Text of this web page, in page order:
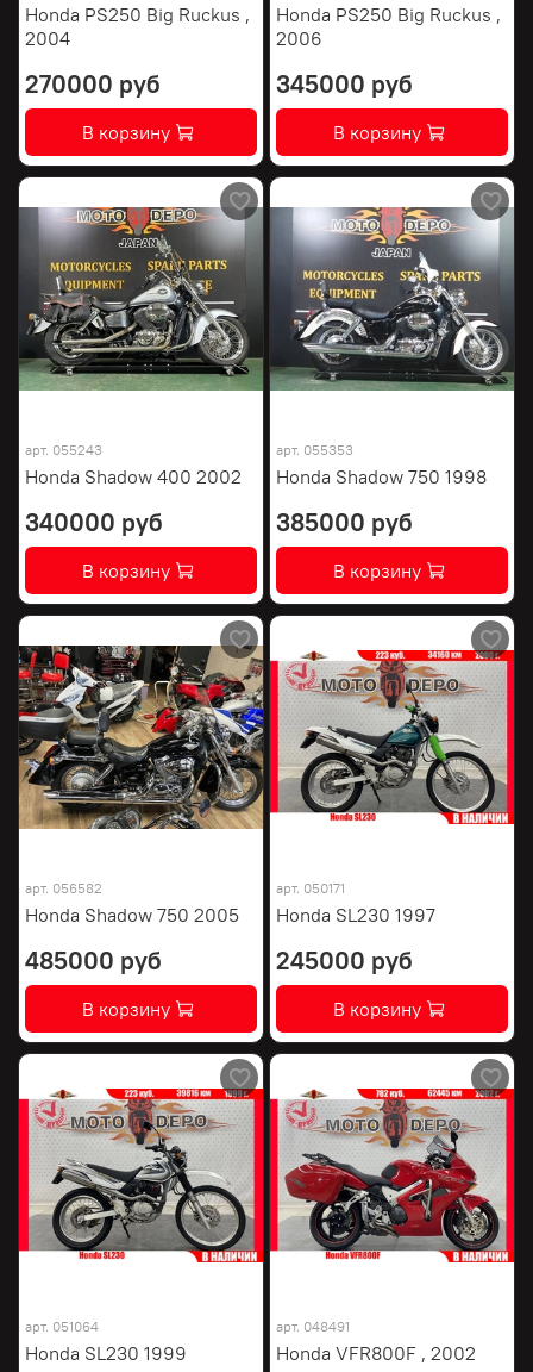
Honda PS250 Big Ruckus ,
2004
270000 руб
В корзину
Honda PS250 Big Ruckus ,
2006
345000 руб
В корзину
арт. 055243
Honda Shadow 400 2002
340000 руб
В корзину
арт. 055353
Honda Shadow 750 1998
385000 руб
В корзину
арт. 056582
Honda Shadow 750 2005
485000 руб
В корзину
арт. 050171
Honda SL230 1997
245000 руб
В корзину
арт. 051064
Honda SL230 1999
арт. 048491
Honda VFR800F , 2002